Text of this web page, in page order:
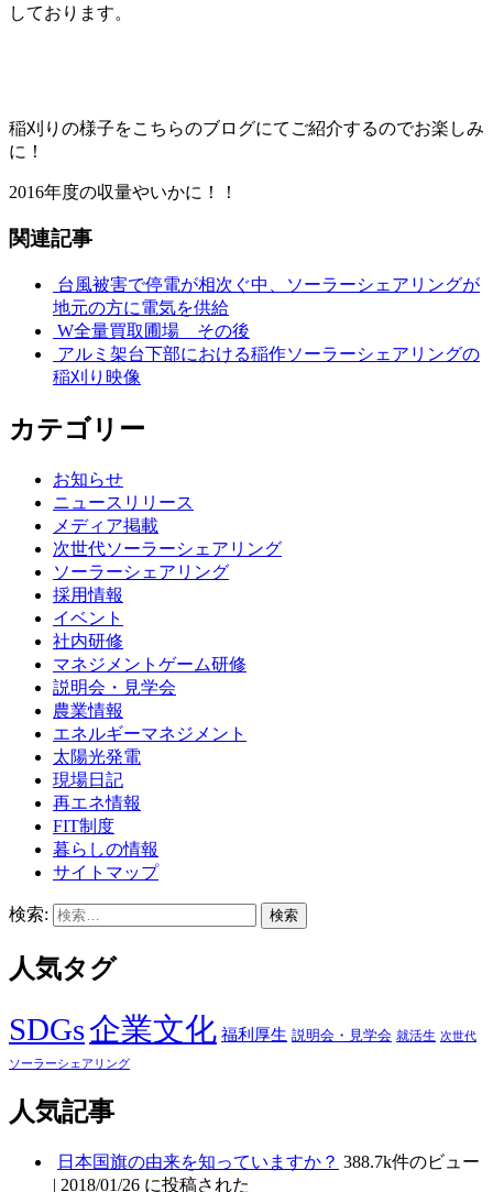
しております。
稲刈りの様子をこちらのブログにてご紹介するのでお楽しみ
に！
2016年度の収量やいかに！！
関連記事
台風被害で停電が相次ぐ中、ソーラーシェアリングが
地元の方に電気を供給
W全量買取圃場 その後
アルミ架台下部における稲作ソーラーシェアリングの
稲刈り映像
カテゴリー
お知らせ
ニュースリリース
メディア掲載
次世代ソーラーシェアリング
ソーラーシェアリング
採用情報
イベント
社内研修
マネジメントゲーム研修
説明会・見学会
農業情報
エネルギーマネジメント
太陽光発電
現場日記
再エネ情報
FIT制度
暮らしの情報
サイトマップ
検索:
人気タグ
SDGs企業文化 福利厚生 説明会・見学会 就活生 次世代
ソーラーシェアリング
人気記事
日本国旗の由来を知っていますか？ 388.7k件のビュー
| 2018/01/26 に投稿された